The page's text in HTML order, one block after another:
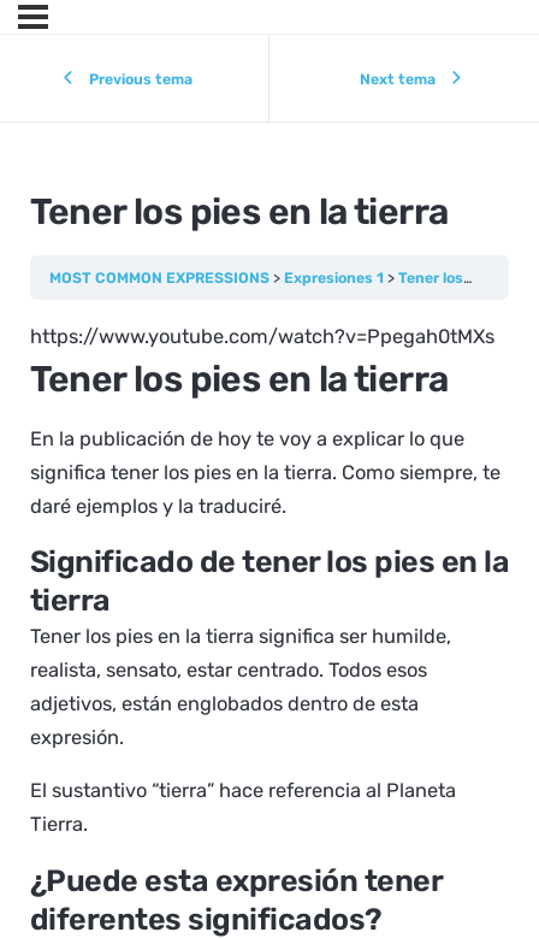
Previous tema Next tema
Tener los pies en la tierra
MOST COMMON EXPRESSIONS Expresiones 1 Tener los pies en la tierra
https://www.youtube.com/watch?v=Ppegah0tMXs
Tener los pies en la tierra
En la publicación de hoy te voy a explicar lo que
significa tener los pies en la tierra. Como siempre, te
daré ejemplos y la traduciré.
Significado de tener los pies en la
tierra
Tener los pies en la tierra significa ser humilde,
realista, sensato, estar centrado. Todos esos
adjetivos, están englobados dentro de esta
expresión.
El sustantivo “tierra” hace referencia al Planeta
Tierra.
¿Puede esta expresión tener
diferentes significados?